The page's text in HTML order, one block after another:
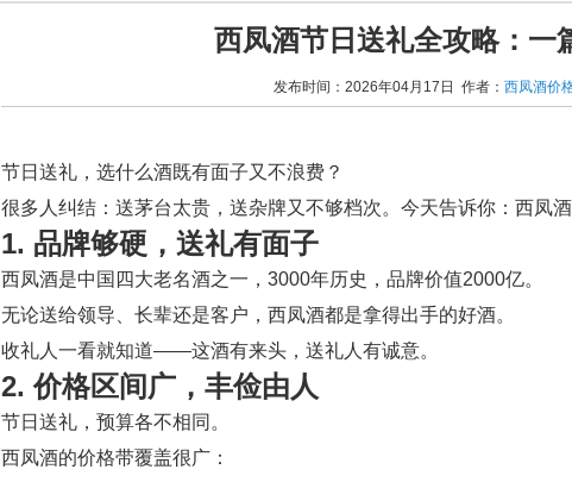
西凤酒节日送礼全攻略：一
发布时间：2026年04月17日 作者： 西凤酒价
节日送礼，选什么酒既有面子又不浪费？
很多人纠结：送茅台太贵，送杂牌又不够档次。今天告诉你：西凤
1. 品牌够硬，送礼有面子
西凤酒是中国四大老名酒之一，3000年历史，品牌价值2000亿。
无论送给领导、长辈还是客户，西凤酒都是拿得出手的好酒。
收礼人一看就知道——这酒有来头，送礼人有诚意。
2. 价格区间广，丰俭由人
节日送礼，预算各不相同。
西凤酒的价格带覆盖很广：